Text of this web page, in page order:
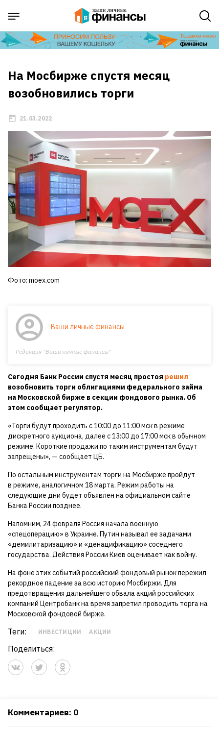
На Мосбирже спустя месяц
возобновились торги
21.03.2022
Фото: moex.com
Ваши личные финансы
Редакция "Ваши личные финансы"
Сегодня Банк России спустя месяц простоя решил
возобновить торги облигациями федерального займа
на Московской бирже в секции фондового рынка. Об
этом сообщает регулятор.
«Торги будут проходить с 10:00 до 11:00 мск в режиме
дискретного аукциона, далее с 13:00 до 17:00 мск в обычном
режиме. Короткие продажи по таким инструментам будут
запрещены», — сообщает ЦБ.
По остальным инструментам торги на Мосбирже пройдут
в режиме, аналогичном 18 марта. Режим работы на
следующие дни будет объявлен на официальном сайте
Банка России позднее.
Напомним, 24 февраля Россия начала военную
«спецоперацию» в Украине. Путин называл ее задачами
«демилитаризацию» и «денацификацию» соседнего
государства. Действия России Киев оценивает как войну.
На фоне этих событий российский фондовый рынок пережил
рекордное падение за всю историю Мосбиржи. Для
предотвращения дальнейшего обвала акций российских
компаний Центробанк на время запретил проводить торга на
Московской фондовой бирже.
Теги: ИНВЕСТИЦИИ АКЦИИ
Поделиться:
Комментариев: 0